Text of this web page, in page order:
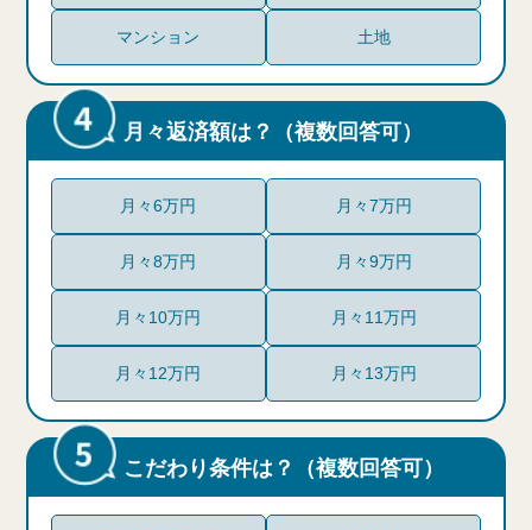
マンション 土地
月々返済額は？（複数回答可）
月々6万円 月々7万円
月々8万円 月々9万円
月々10万円 月々11万円
月々12万円 月々13万円
こだわり条件は？（複数回答可）